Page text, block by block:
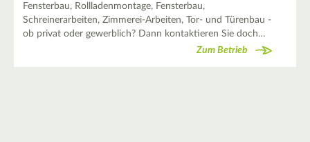
Fensterbau, Rollladenmontage, Fensterbau,
Schreinerarbeiten, Zimmerei-Arbeiten, Tor- und Türenbau -
ob privat oder gewerblich? Dann kontaktieren Sie doch…
Zum Betrieb